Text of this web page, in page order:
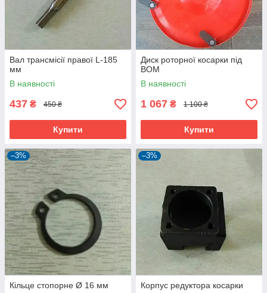
Вал трансмісії правої L-185
мм
В наявності
437 ₴ 450 ₴
Купити
Диск роторної косарки під
ВОМ
В наявності
1 067 ₴ 1 100 ₴
Купити
–3%
Кільце стопорне Ø 16 мм
–3%
Корпус редуктора косарки